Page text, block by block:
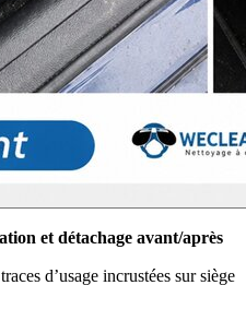
et détachage avant/après
d’usage incrustées sur siège